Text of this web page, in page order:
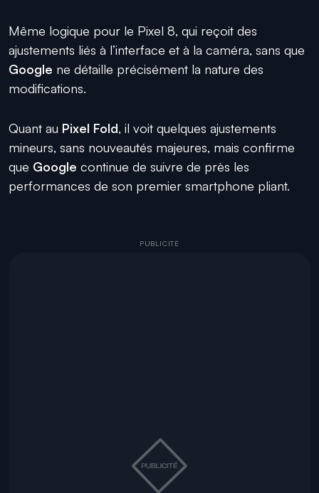
Même logique pour le Pixel 8, qui reçoit des
ajustements liés à l’interface et à la caméra, sans que
Google ne détaille précisément la nature des
modifications.
Quant au Pixel Fold, il voit quelques ajustements
mineurs, sans nouveautés majeures, mais confirme
que Google continue de suivre de près les
performances de son premier smartphone pliant.